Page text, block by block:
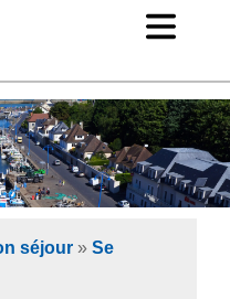
Huppain
séjour » Se